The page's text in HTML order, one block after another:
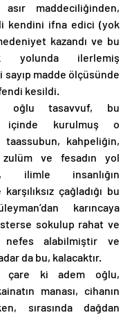
maddeciliğinden,
kendini ifna edici (yok
kazandı ve bu
yolunda ilerlemiş
sayıp madde ölçüsünde
kesildi.
oğlu tasavvuf, bu
içinde kurulmuş o
taassubun, kahpeliğin,
ve fesadın yol
ilimle insanlığın
çağladığı bu
karıncaya
sokulup rahat ve
alabilmiştir ve
da bu, kalacaktır.
çare ki adem oğlu,
manası, cihanın
sırasında dağdan